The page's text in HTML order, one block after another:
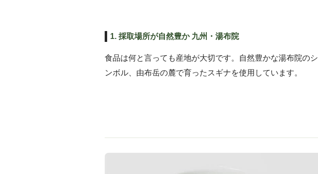
1. 採取場所が自然豊か 九州・湯布院
食品は何と言っても産地が大切です。自然豊かな湯布院のシ
ンボル、由布岳の麓で育ったスギナを使用しています。